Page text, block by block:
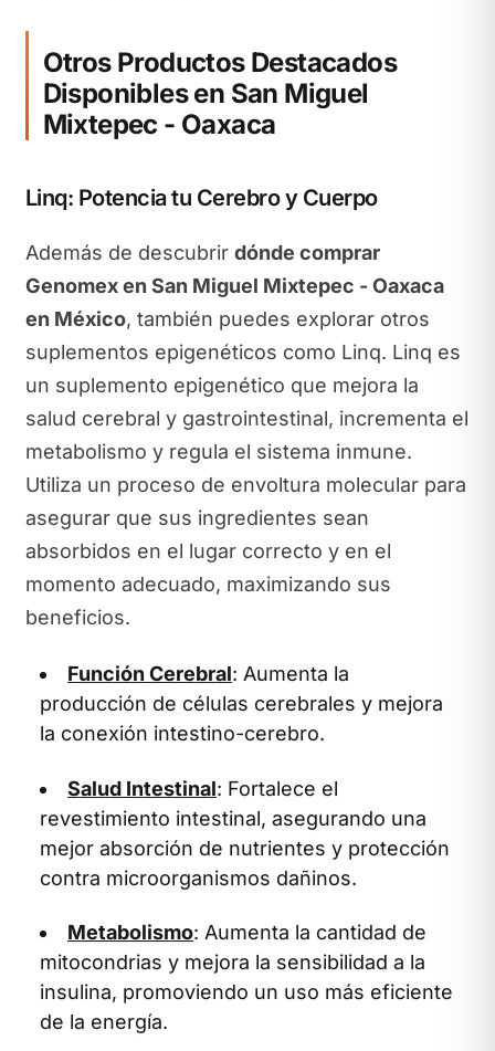
Otros Productos Destacados
Disponibles en San Miguel
Mixtepec - Oaxaca
Linq: Potencia tu Cerebro y Cuerpo
Además de descubrir dónde comprar
Genomex en San Miguel Mixtepec - Oaxaca
en México, también puedes explorar otros
suplementos epigenéticos como Linq. Linq es
un suplemento epigenético que mejora la
salud cerebral y gastrointestinal, incrementa el
metabolismo y regula el sistema inmune.
Utiliza un proceso de envoltura molecular para
asegurar que sus ingredientes sean
absorbidos en el lugar correcto y en el
momento adecuado, maximizando sus
beneficios.
Función Cerebral: Aumenta la
producción de células cerebrales y mejora
la conexión intestino-cerebro.
Salud Intestinal: Fortalece el
revestimiento intestinal, asegurando una
mejor absorción de nutrientes y protección
contra microorganismos dañinos.
Metabolismo: Aumenta la cantidad de
mitocondrias y mejora la sensibilidad a la
insulina, promoviendo un uso más eficiente
de la energía.